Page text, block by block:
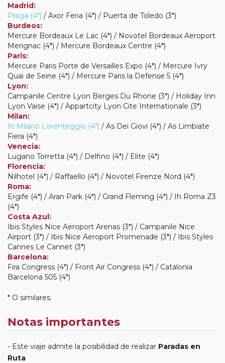
Madrid:
Praga (4*) / Axor Feria (4*) / Puerta de Toledo (3*)
Burdeos:
Mercure Bordeaux Le Lac (4*) / Novotel Bordeaux Aeroport
Merignac (4*) / Mercure Bordeaux Centre (4*)
Paris:
Mercure Paris Porte de Versailles Expo (4*) / Mercure Ivry
Quai de Seine (4*) / Mercure Paris la Defense 5 (4*)
Lyon:
Campanile Centre Lyon Berges Du Rhone (3*) / Holiday Inn
Lyon Vaise (4*) / Appartcity Lyon Cite Internationale (3*)
Milan:
Ih Milano Lorenteggio (4*) / As Dei Giovi (4*) / As Limbiate
Fiera (4*)
Venecia:
Lugano Torretta (4*) / Delfino (4*) / Elite (4*)
Florencia:
Nilhotel (4*) / Raffaello (4*) / Novotel Firenze Nord (4*)
Roma:
Ergife (4*) / Aran Park (4*) / Grand Fleming (4*) / Ih Roma Z3
(4*)
Costa Azul:
Ibis Styles Nice Aeroport Arenas (3*) / Campanile Nice
Airport (3*) / Ibis Nice Aeroport Promenade (3*) / Ibis Styles
Cannes Le Cannet (3*)
Barcelona:
Fira Congress (4*) / Front Air Congress (4*) / Catalonia
Barcelona 505 (4*)
* O similares.
Notas importantes
Este viaje admite la posibilidad de realizar Paradas en
Ruta